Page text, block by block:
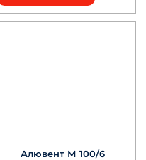
Алювент М 100/6